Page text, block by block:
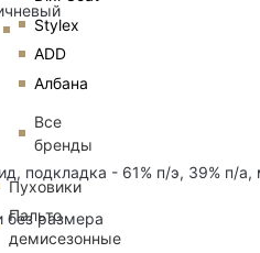
Stylex
ADD
Албана
Все
бренды
Пуховики
Пальто
демисезонные
подкладка - 61% п/э, 39% п/
без размера